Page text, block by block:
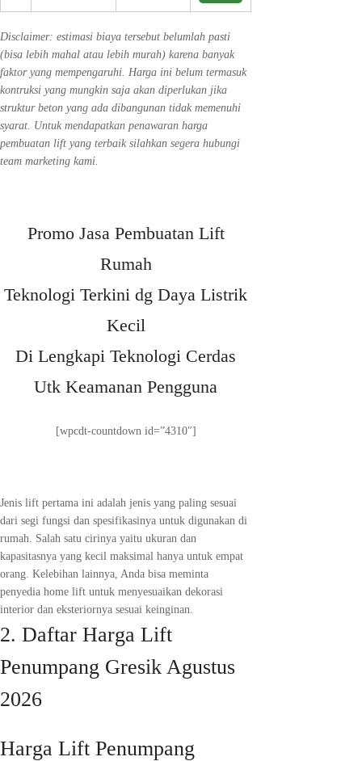
Disclaimer: estimasi biaya tersebut belumlah pasti
(bisa lebih mahal atau lebih murah) karena banyak
faktor yang mempengaruhi. Harga ini belum termasuk
kontruksi yang mungkin saja akan diperlukan jika
struktur beton yang ada dibangunan tidak memenuhi
syarat. Untuk mendapatkan penawaran harga
pembuatan lift yang terbaik silahkan segera hubungi
team marketing kami.
Promo Jasa Pembuatan Lift
Rumah
Teknologi Terkini dg Daya Listrik
Kecil
Di Lengkapi Teknologi Cerdas
Utk Keamanan Pengguna
[wpcdt-countdown id=”4310″]
Jenis lift pertama ini adalah jenis yang paling sesuai
dari segi fungsi dan spesifikasinya untuk digunakan di
rumah. Salah satu cirinya yaitu ukuran dan
kapasitasnya yang kecil maksimal hanya untuk empat
orang. Kelebihan lainnya, Anda bisa meminta
penyedia home lift untuk menyesuaikan dekorasi
interior dan eksteriornya sesuai keinginan.
2. Daftar Harga Lift
Penumpang Gresik Agustus
2026
Harga Lift Penumpang